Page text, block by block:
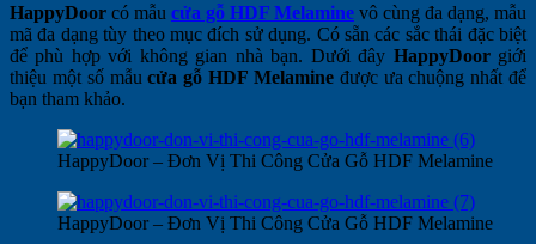
HappyDoor có mẫu cửa gỗ HDF Melamine vô cùng đa dạng, mẫu
mã đa dạng tùy theo mục đích sử dụng. Có sẵn các sắc thái đặc biệt
để phù hợp với không gian nhà bạn. Dưới đây HappyDoorgiới
thiệu một số mẫucửa gỗ HDF Melamineđược ưa chuộng nhất để
bạn tham khảo.
HappyDoor – Đơn Vị Thi Công Cửa Gỗ HDF Melamine
HappyDoor – Đơn Vị Thi Công Cửa Gỗ HDF Melamine